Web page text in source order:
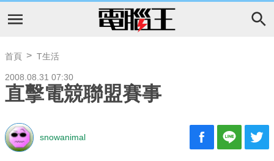
首頁 T生活
2008.08.31 07:30
直擊電競聯盟賽事
snowanimal